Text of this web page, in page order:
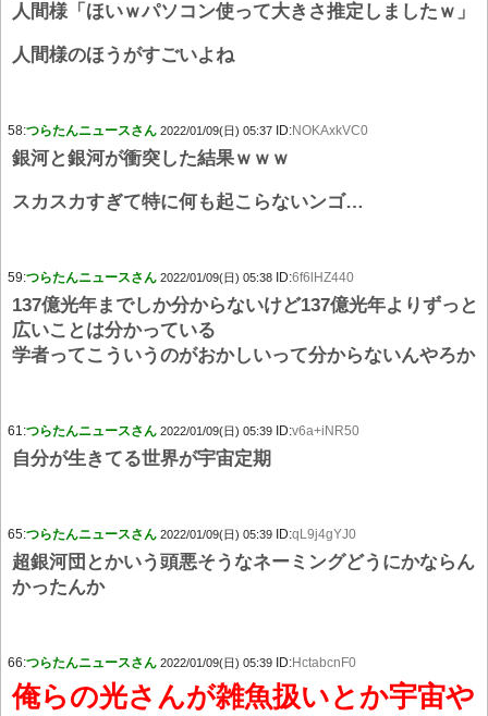
人間様「ほいｗパソコン使って大きさ推定しましたｗ」
人間様のほうがすごいよね
58:つらたんニュースさん 2022/01/09(日) 05:37 ID:NOKAxkVC0
銀河と銀河が衝突した結果ｗｗｗ
スカスカすぎて特に何も起こらないンゴ…
59:つらたんニュースさん 2022/01/09(日) 05:38 ID:6f6lHZ440
137億光年までしか分からないけど137億光年よりずっと
広いことは分かっている
学者ってこういうのがおかしいって分からないんやろか
61:つらたんニュースさん 2022/01/09(日) 05:39 ID:v6a+iNR50
自分が生きてる世界が宇宙定期
65:つらたんニュースさん 2022/01/09(日) 05:39 ID:qL9j4gYJ0
超銀河団とかいう頭悪そうなネーミングどうにかならん
かったんか
66:つらたんニュースさん 2022/01/09(日) 05:39 ID:HctabcnF0
俺らの光さんが雑魚扱いとか宇宙や